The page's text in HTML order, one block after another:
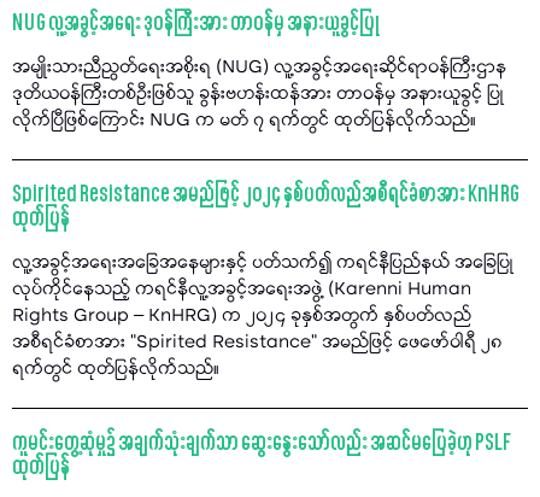
NUG လူ့အခွင့်အရေး ဒုဝန်ကြီးအား တာဝန်မှ အနားယူခွင့်ပြု
အမျိုးသားညီညွတ်ရေးအစိုးရ (NUG) လူ့အခွင့်အရေးဆိုင်ရာဝန်ကြီးဌာန
ဒုတိယဝန်ကြီးတစ်ဦးဖြစ်သူ ခွန်းဗဟန်းထန်အား တာဝန်မှ အနားယူခွင့် ပြု
လိုက်ပြီဖြစ်ကြောင်း NUG က မတ် ၇ ရက်တွင် ထုတ်ပြန်လိုက်သည်။
Spirited Resistance အမည်ဖြင့် ၂၀၂၄ နှစ်ပတ်လည်အစီရင်ခံစာအား KnHRG
ထုတ်ပြန်
လူ့အခွင့်အရေးအခြေအနေများနှင့် ပတ်သက်၍ ကရင်နီပြည်နယ် အခြေပြု
လုပ်ကိုင်နေသည့် ကရင်နီလူ့အခွင့်အရေးအဖွဲ့ (Karenni Human
Rights Group – KnHRG) က ၂၀၂၄ ခုနှစ်အတွက် နှစ်ပတ်လည်
အစီရင်ခံစာအား "Spirited Resistance” အမည်ဖြင့် ဖေဖော်ဝါရီ ၂၈
ရက်တွင် ထုတ်ပြန်လိုက်သည်။
ကူမင်းတွေ့ဆုံမှု၌ အချက်သုံးချက်သာ ဆွေးနွေးသော်လည်း အဆင်မပြေခဲ့ဟု PSLF
ထုတ်ပြန်